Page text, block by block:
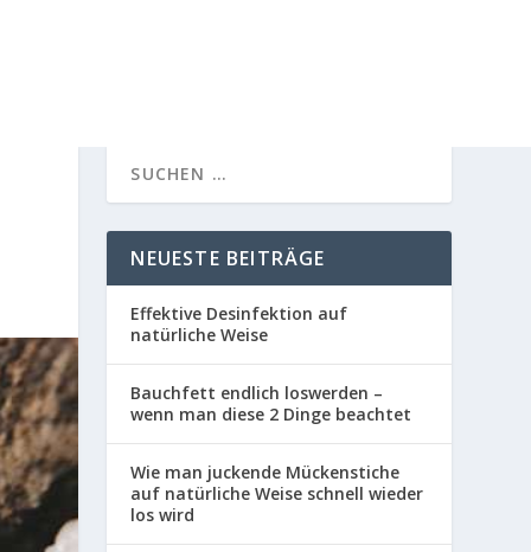
NEUESTE BEITRÄGE
Effektive Desinfektion auf
natürliche Weise
Bauchfett endlich loswerden –
wenn man diese 2 Dinge beachtet
Wie man juckende Mückenstiche
auf natürliche Weise schnell wieder
los wird